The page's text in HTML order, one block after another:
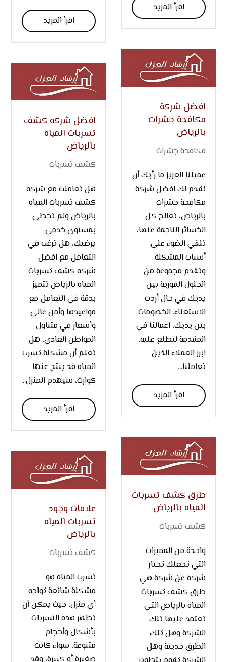
اقرأ المزيد
اقرأ المزيد
افضل شركة
مكافحة حشرات
بالرياض
مكافحة جشرات
عميلنا العزيز ما رأيك أن
نقدم لك افضل شركة
مكافحة حشرات
بالرياض، تعالج كل
الخسائر الناجمة عنها،
تلقي الضوء على
أسباب المشكلة
وتقدم مجموعة من
الحلول الفورية بين
يديك في حال أردت
الاستغناء. الخصومات
بين يديك، اعمالنا في
المقدمة لتطلع عليه،
ابرز العملاء الذين
تعاملنا...
اقرأ المزيد
افضل شركه كشف
تسربات المياه
بالرياض
كشف تسربات
هل تعاملت مع شركه
كشف تسربات المياه
بالرياض ولم تحظى
بمستوى خدمي
يرضيك، هل ترغب في
التعامل مع افضل
شركه كشف تسربات
المياه بالرياض تتميز
بدقة في التعامل مع
مواعيدها وأمن عالي
وأسعار في متناول
المواطن العادي، هل
تعلم أن مشكلة تسرب
المياه قد ينتج عنها
كوارث، سيهدم المنزل...
اقرأ المزيد
طرق كشف تسربات
المياه بالرياض
كشف تسربات
واحدة من المميزات
التي تجعلك تختار
شركة عن شركة هي
طرق كشف تسربات
المياه بالرياض التي
تعتمد عليها تلك
الشركة وهل تلك
الطرق حديثة وهل
علامات وجود
تسربات المياه
بالرياض
كشف تسربات
تسرب المياه هو
مشكلة شائعة تواجه
أي منزل، حيث يمكن أن
تظهر هذه التسربات
بأشكال وأحجام
متنوعة، سواء كانت